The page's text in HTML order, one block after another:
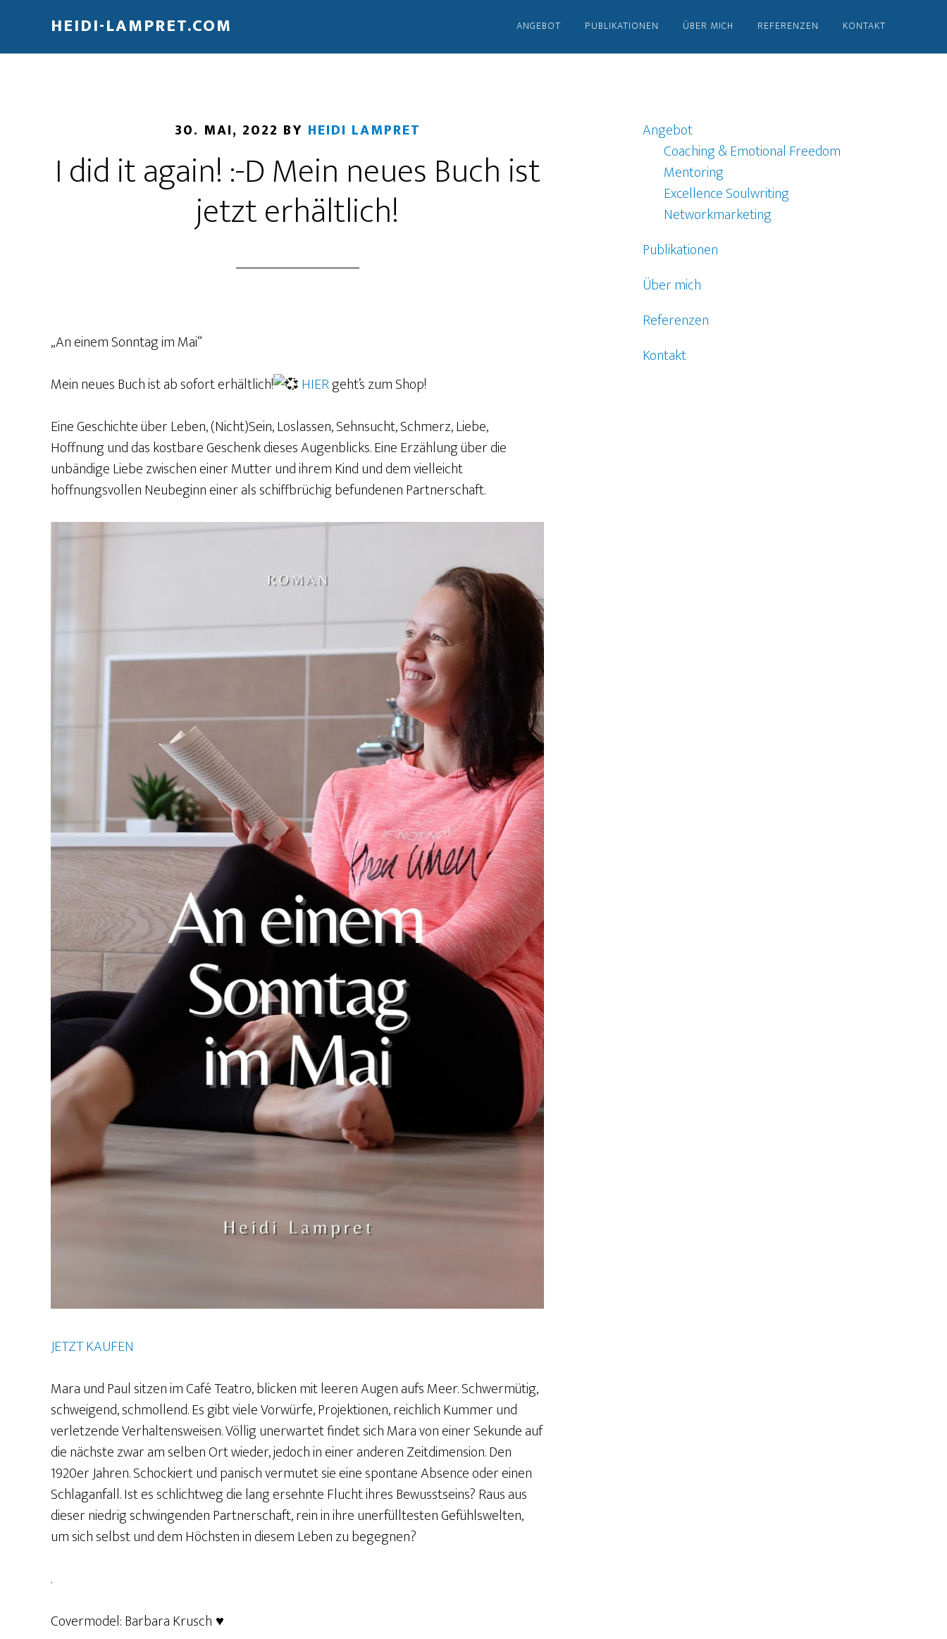
HEIDI-LAMPRET.COM ANGEBOT PUBLIKATIONEN ÜBER MICH REFERENZEN KONTAKT
30. MAI, 2022 BY HEIDI LAMPRET
I did it again! :-D Mein neues Buch ist
jetzt erhältlich!
„An einem Sonntag im Mai“
Mein neues Buch ist ab sofort erhältlich!
HIERgeht’s zum Shop!
Eine Geschichte über Leben, (Nicht)Sein, Loslassen, Sehnsucht, Schmerz, Liebe,
Hoffnung und das kostbare Geschenk dieses Augenblicks. Eine Erzählung über die
unbändige Liebe zwischen einer Mutter und ihrem Kind und dem vielleicht
hoffnungsvollen Neubeginn einer als schiffbrüchig befundenen Partnerschaft.
JETZT KAUFEN
Mara und Paul sitzen im Café Teatro, blicken mit leeren Augen aufs Meer. Schwermütig,
schweigend, schmollend. Es gibt viele Vorwürfe, Projektionen, reichlich Kummer und
verletzende Verhaltensweisen. Völlig unerwartet findet sich Mara von einer Sekunde auf
die nächste zwar am selben Ort wieder, jedoch in einer anderen Zeitdimension. Den
1920er Jahren. Schockiert und panisch vermutet sie eine spontane Absence oder einen
Schlaganfall. Ist es schlichtweg die lang ersehnte Flucht ihres Bewusstseins? Raus aus
dieser niedrig schwingenden Partnerschaft, rein in ihre unerfülltesten Gefühlswelten,
um sich selbst und dem Höchsten in diesem Leben zu begegnen?
.
Covermodel: Barbara Krusch ♥️
Angebot
Coaching & Emotional Freedom
Mentoring
Excellence Soulwriting
Networkmarketing
Publikationen
Über mich
Referenzen
Kontakt